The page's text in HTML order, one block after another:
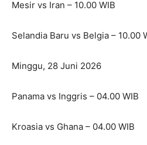
Mesir vs Iran – 10.00 WIB
Selandia Baru vs Belgia – 10.00
Minggu, 28 Juni 2026
Panama vs Inggris – 04.00 WIB
Kroasia vs Ghana – 04.00 WIB